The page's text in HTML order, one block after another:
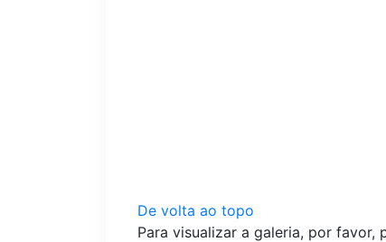
De volta ao topo
Para visualizar a galeria, por favor,